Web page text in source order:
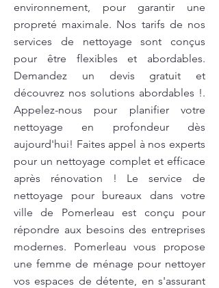
environnement, pour garantir une
propreté maximale. Nos tarifs de nos
services de nettoyage sont conçus
pour être flexibles et abordables.
Demandez un devis gratuit et
découvrez nos solutions abordables !.
Appelez-nous pour planifier votre
nettoyage en profondeur dès
aujourd'hui! Faites appel à nos experts
pour un nettoyage complet et efficace
après rénovation ! Le service de
nettoyage pour bureaux dans votre
ville de Pomerleau est conçu pour
répondre aux besoins des entreprises
modernes. Pomerleau vous propose
une femme de ménage pour nettoyer
vos espaces de détente, en s'assurant